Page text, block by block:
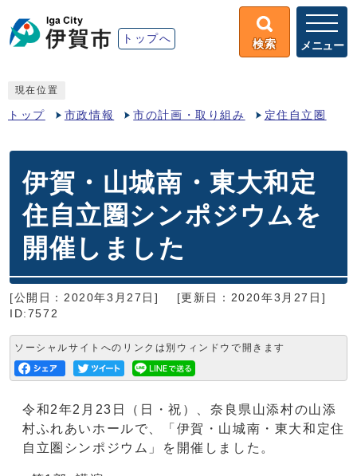
トップへ 検索 メニュー
現在位置
トップ 市政情報 市の計画・取り組み 定住自立圏
伊賀・山城南・東大和定
住自立圏シンポジウムを
開催しました
[公開日：2020年3月27日]
[更新日：2020年3月27日]
ID:7572
ソーシャルサイトへのリンクは別ウィンドウで開きます
令和2年2月23日（日・祝）、奈良県山添村の山添
村ふれあいホールで、「伊賀・山城南・東大和定住
自立圏シンポジウム」を開催しました。